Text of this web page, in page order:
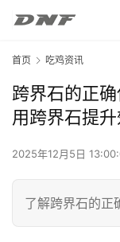
首页 吃鸡资讯
跨界石的正
用跨界石提
2025年12月5日
了解跨界石的正